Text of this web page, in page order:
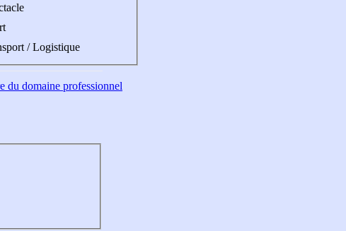
/ Logistique
du domaine professionnel